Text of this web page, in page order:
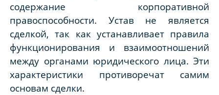
содержание корпоративной
правоспособности. Устав не является
сделкой, так как устанавливает правила
функционирования и взаимоотношений
между органами юридического лица. Эти
характеристики противоречат самим
основам сделки.